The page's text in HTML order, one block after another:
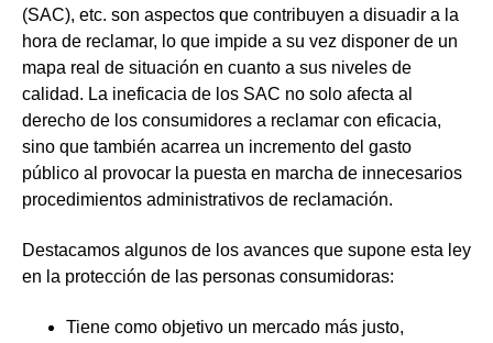
(SAC), etc. son aspectos que contribuyen a disuadir a la
hora de reclamar, lo que impide a su vez disponer de un
mapa real de situación en cuanto a sus niveles de
calidad. La ineficacia de los SAC no solo afecta al
derecho de los consumidores a reclamar con eficacia,
sino que también acarrea un incremento del gasto
público al provocar la puesta en marcha de innecesarios
procedimientos administrativos de reclamación.
Destacamos algunos de los avances que supone esta ley
en la protección de las personas consumidoras:
Tiene como objetivo un mercado más justo,